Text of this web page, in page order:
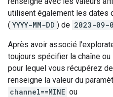
utilisent également les dates
( YYYY-MM-DD ) de 2023-09-
Après avoir associé
toujours spécifier la chaîne
pour lequel vous récupérez
renseigne la valeur du
channel==MINE ou